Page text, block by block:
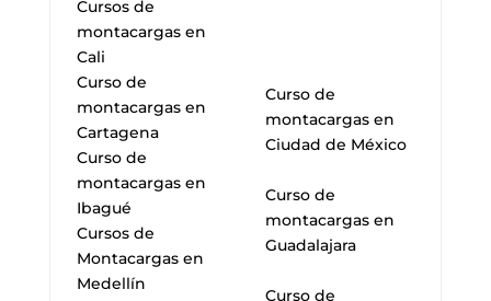
Cursos de
montacargas en
Cali
Curso de
montacargas en
Cartagena
Curso de
montacargas en
Ibagué
Cursos de
Montacargas en
Medellín
Curso de
montacargas en
Ciudad de México
Curso de
montacargas en
Guadalajara
Curso de